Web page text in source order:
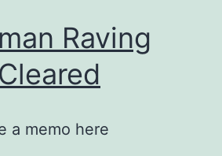
Raving
a memo here